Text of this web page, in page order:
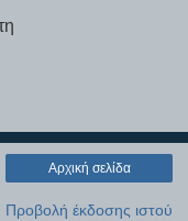
Αρχική σελίδα
Προβολή έκδοσης ιστού